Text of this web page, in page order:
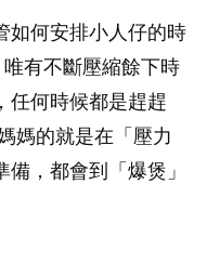
如何安排小人仔的時
有不斷壓縮餘下時
任何時候都是趕趕
媽的就是在「壓力
，都會到「爆煲」